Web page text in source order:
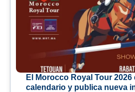
El Morocco Royal Tour 2026
calendario y publica nueva